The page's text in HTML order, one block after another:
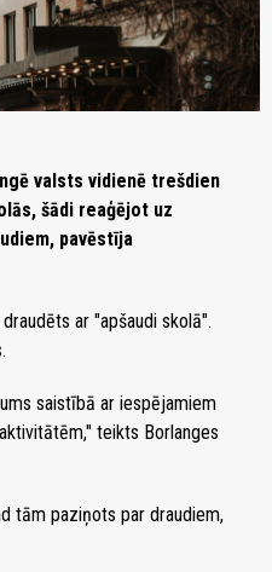
valsts vidienē trešdien
šādi reaģējot uz
pavēstīja
ar "apšaudi skolā".
saistībā ar iespējamiem
teikts Borlanges
tām paziņots par draudiem,